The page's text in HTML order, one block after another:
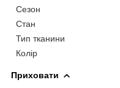
Сезон
Стан
Тип тканини
Колір
Приховати